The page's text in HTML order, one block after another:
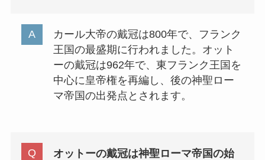
カール大帝の戴冠は800年で、フランク
王国の最盛期に行われました。オット
ーの戴冠は962年で、東フランク王国を
中心に皇帝権を再編し、後の神聖ロー
マ帝国の出発点とされます。
オットーの戴冠は神聖ローマ帝国の始